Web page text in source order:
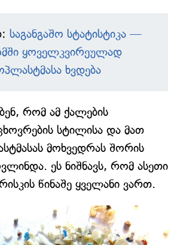
საგანგაშო სტატისტიკა —
ყოველკვირეულად
ხვდება
რომ ამ ქალების
სტილისა და მათ
მოხვედრას შორის
ეს ნიშნავს, რომ ასეთი
წინაშე ყველანი ვართ.